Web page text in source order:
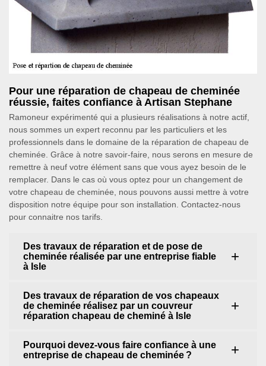
Pour une réparation de chapeau de cheminée
réussie, faites confiance à Artisan Stephane
Ramoneur expérimenté qui a plusieurs réalisations à notre actif,
nous sommes un expert reconnu par les particuliers et les
professionnels dans le domaine de la réparation de chapeau de
cheminée. Grâce à notre savoir-faire, nous serons en mesure de
remettre à neuf votre élément sans que vous ayez besoin de le
remplacer. Dans le cas où vous optez pour un changement de
votre chapeau de cheminée, nous pouvons aussi mettre à votre
disposition notre équipe pour son installation. Contactez-nous
pour connaitre nos tarifs.
Des travaux de réparation et de pose de
cheminée réalisée par une entreprise fiable
à Isle
Des travaux de réparation de vos chapeaux
de cheminée réalisez par un couvreur
réparation chapeau de cheminé à Isle
Pourquoi devez-vous faire confiance à une
entreprise de chapeau de cheminée ?